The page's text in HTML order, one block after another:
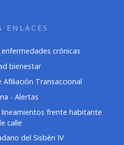
ENLACES
crónicas
bienestar
Afiliación Transaccional
- Alertas
frente habitante
calle
del Sisbén IV